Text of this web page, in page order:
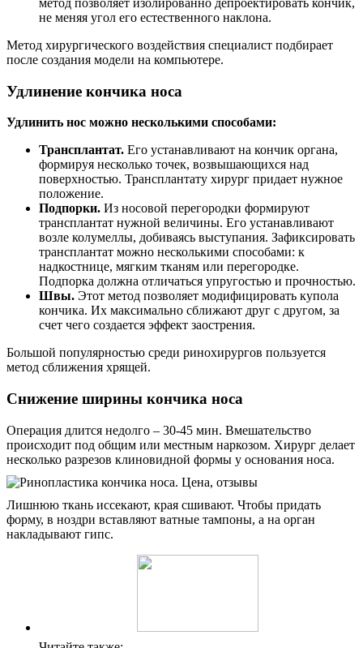
метод позволяет изолированно депроектировать кончик,
не меняя угол его естественного наклона.
Метод хирургического воздействия специалист подбирает
после создания модели на компьютере.
Удлинение кончика носа
Удлинить нос можно несколькими способами:
Трансплантат. Его устанавливают на кончик органа,
формируя несколько точек, возвышающихся над
поверхностью. Трансплантату хирург придает нужное
положение.
Подпорки. Из носовой перегородки формируют
трансплантат нужной величины. Его устанавливают
возле колумеллы, добиваясь выступания. Зафиксировать
трансплантат можно несколькими способами: к
надкостнице, мягким тканям или перегородке.
Подпорка должна отличаться упругостью и прочностью.
Швы. Этот метод позволяет модифицировать купола
кончика. Их максимально сближают друг с другом, за
счет чего создается эффект заострения.
Большой популярностью среди ринохирургов пользуется
метод сближения хрящей.
Снижение ширины кончика носа
Операция длится недолго – 30-45 мин. Вмешательство
происходит под общим или местным наркозом. Хирург делает
несколько разрезов клиновидной формы у основания носа.
Лишнюю ткань иссекают, края сшивают. Чтобы придать
форму, в ноздри вставляют ватные тампоны, а на орган
накладывают гипс.